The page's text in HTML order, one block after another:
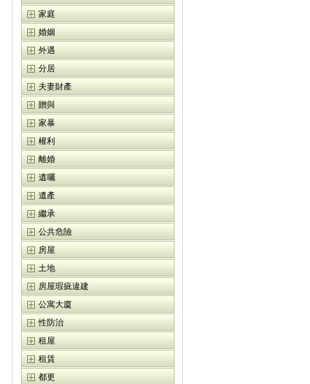
家庭
婚姻
外遇
分居
夫妻財產
贈與
家暴
權利
離婚
遺囑
遺產
繼承
公共危險
房屋
土地
房屋瑕疵違建
公寓大廈
性防治
租屋
租賃
都更